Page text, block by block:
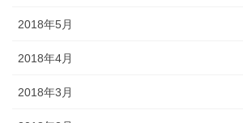
2018年5月
2018年4月
2018年3月